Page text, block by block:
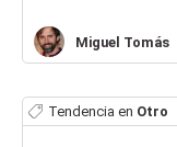
Miguel Tomás
Tendencia en Otro